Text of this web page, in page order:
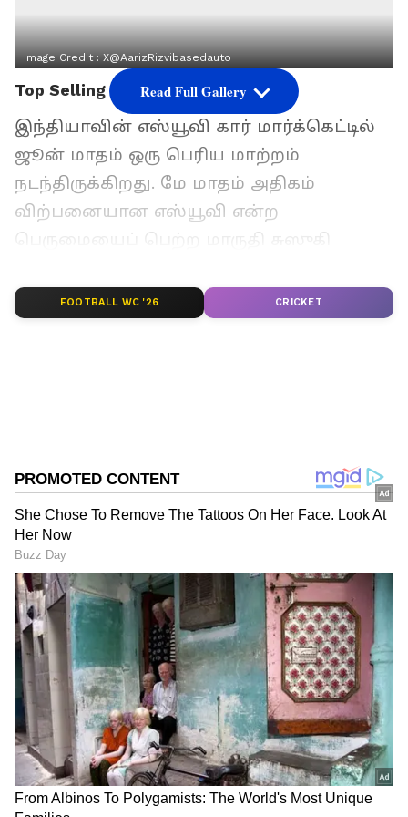
Image Credit :X@AarizRizvibasedauto
Top Selling SUV
இந்தியாவின் எஸ்யூவி கார் மார்க்கெட்டில்
ஜூன் மாதம் ஒரு பெரிய மாற்றம்
நடந்திருக்கிறது. மே மாதம் அதிகம்
விற்பனையான எஸ்யூவி என்ற
இடத்திற்கு தள்ளப்பட்டுள்ளது. அதே சமயம்,
ஜூன் மாத விற்பனை
புள்ளிவிவரங்களின்படி, டாடா பஞ்ச் 21,006
யூனிட்கள் விற்பனையாகியுள்ளது. கடந்த
ஆண்டு இதே மாதத்தில் 10,446 யூனிட்கள்
மட்டுமே விற்பனையான நிலையில், இந்த
ஆண்டு 101.09% அபார வளர்ச்சியைப் பதிவு
செய்துள்ளது. டாடா நெக்ஸான் 18,335
யூனிட்களை விற்று இரண்டாவது இடத்தைப்
பிடித்தது. இது கடந்த ஆண்டை விட 58.03%
வளர்ச்சி.
ஏசியாநெட் தமிழ்-ஐ உங்கள் முதன்மைத்
தேர்வாக்குங்கள்
Read Full Gallery
FOOTBALL WC '26 CRICKET